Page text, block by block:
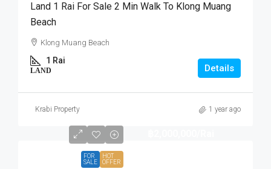
Land 1 Rai For Sale 2 Min Walk To Klong Muang
Beach
Klong Muang Beach
1 Rai
LAND Details
Krabi Property 1 year ago
FOR
SALE
HOT
OFFER